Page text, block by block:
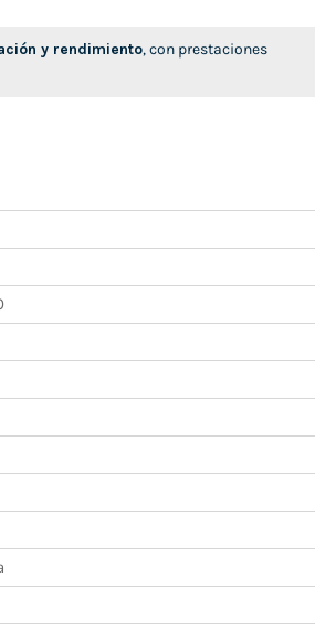
y rendimiento, con prestaciones